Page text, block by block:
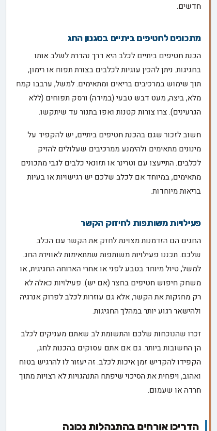
חדשים.
מתכונים לחטיפים ביתיים בסגנון החג
הכנת חטיפים ביתיים לכלב היא דרך נהדרת לשלב אותו
בחגיגות. ניתן להכין עוגיות לכלבים בצורת תפוח או רימון,
תוך שימוש במרכיבים בריאים ומתאימים. למשל, ערבבו קמח
מלא, ביצה, מעט דבש טבעי (במידה) ורסק תפוחים (ללא
הגרעינים). צרו צורות קטנות ואפו בתנור עד שיתקשו.
חשוב לזכור שגם בהכנת חטיפים ביתיים, יש להקפיד על
מינונים מתאימים ולהימנע ממרכיבים שעלולים להזיק
לכלבים. התייעצו עם וטרינר או תזונאי כלבים לגבי מתכונים
מתאימים, במיוחד אם לכלב שלכם יש רגישויות או בעיות
בריאות מיוחדות.
פעילויות משותפות לחיזוק הקשר
החגים הם הזדמנות מצוינת לחזק את הקשר עם הכלב
שלכם. תכננו פעילויות משותפות שמתאימות לאווירת החג.
למשל, טיול מיוחד בטבע לפני או אחרי הארוחה החגיגית, או
משחק חיפוש חטיפים בחצר (אם יש). פעילויות כאלה לא
רק מחזקות את הקשר, אלא גם עוזרות לכלב לפרוק אנרגיה
ולהישאר רגוע יותר במהלך החגיגות.
זכרו שהנוכחות שלכם והתשומת לב שאתם מעניקים לכלב
הן החשובות ביותר. גם אם אתם עסוקים בהכנות לחג,
הקפידו להקדיש זמן איכות לכלב. זה יעזור לו להרגיש בטוח
ואהוב, ויפחית את הסיכוי שיפתח התנהגויות לא רצויות מתוך
חרדה או שעמום.
הדריכו אורחים בהתנהלות נכונה